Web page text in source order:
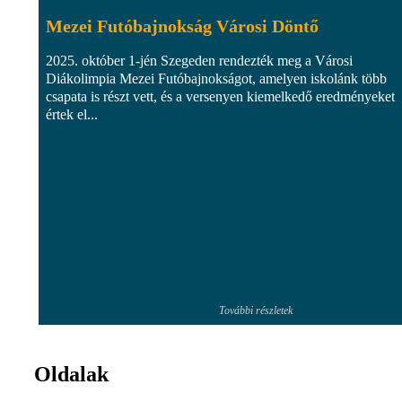
Mezei Futóbajnokság Városi Döntő
2025. október 1-jén Szegeden rendezték meg a Városi
Diákolimpia Mezei Futóbajnokságot, amelyen iskolánk több
csapata is részt vett, és a versenyen kiemelkedő eredményeket
értek el...
További részletek
Oldalak